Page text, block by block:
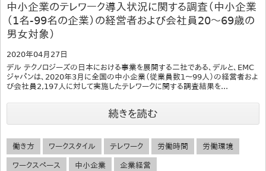
中小企業のテレワーク導入状況に関する調査（中小企業
（1名-99名の企業）の経営者および会社員20～69歳の
男女対象）
2020年04月27日
デル テクノロジーズの日本における事業を展開する二社である、デルと、EMC
ジャパンは、2020年3月に全国の中小企業（従業員数1～99人）の経営者およ
び会社員2,197人に対して実施したテレワークに関する調査結果を...
続きを読む
働き方 ワークスタイル テレワーク 労働時間 労働環境
ワークスペース 中小企業 企業経営